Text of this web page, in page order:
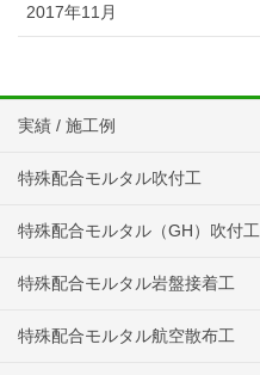
2017年11月
実績 / 施工例
特殊配合モルタル吹付工
特殊配合モルタル（GH）吹付工
特殊配合モルタル岩盤接着工
特殊配合モルタル航空散布工